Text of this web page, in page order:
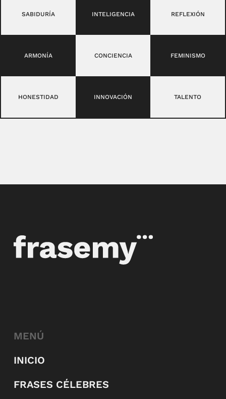
SABIDURÍA INTELIGENCIA REFLEXIÓN
ARMONÍA CONCIENCIA FEMINISMO
HONESTIDAD INNOVACIÓN TALENTO
MENÚ
INICIO
FRASES CÉLEBRES